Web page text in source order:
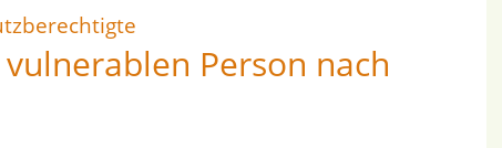
Person nach